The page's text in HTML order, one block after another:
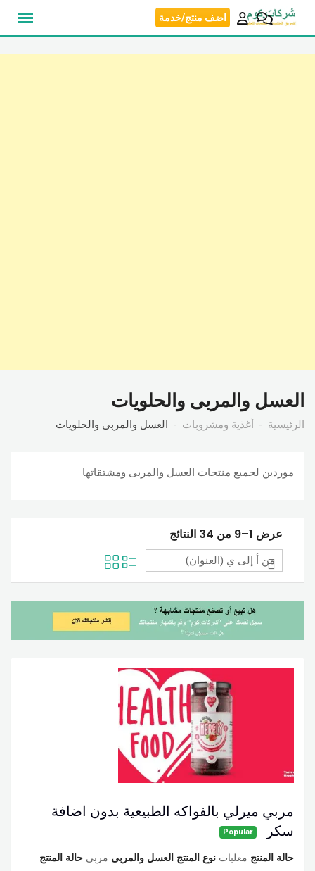
انتقل
اضف منتج/خدمة
العسل والمربى والحلويات
الرئيسية أغذية ومشروبات العسل والمربى والحلويات
موردين لجميع منتجات العسل والمربى ومشتقاتها
عرض 1–9 من 34 النتائج
مربي ميرلي بالفواكه الطبيعية بدون اضافة
سكر
Popular
حالة المنتج معلبات نوع المنتج العسل والمربى مربى حالة المنتج